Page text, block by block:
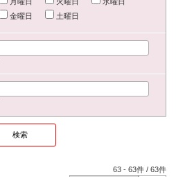
金曜日 土曜日
63 -63件 /63件